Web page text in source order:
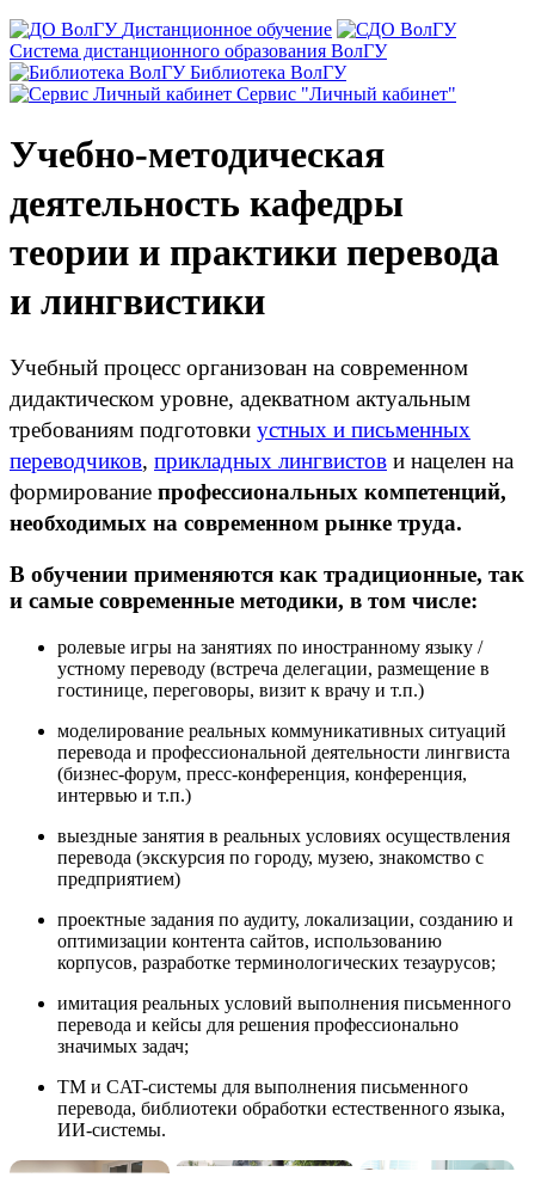
Дистанционное обучение
Система дистанционного образования ВолГУ
Библиотека ВолГУ
Сервис "Личный кабинет"
Учебно-методическая
деятельность кафедры
теории и практики перевода
и лингвистики
Учебный процесс организован на современном
дидактическом уровне, адекватном актуальным
требованиям подготовки устных и письменных
переводчиков, прикладных лингвистов и нацелен на
формирование профессиональных компетенций,
необходимых на современном рынке труда.
В обучении применяются как традиционные, так
и самые современные методики, в том числе:
ролевые игры на занятиях по иностранному языку /
устному переводу (встреча делегации, размещение в
гостинице, переговоры, визит к врачу и т.п.)
моделирование реальных коммуникативных ситуаций
перевода и профессиональной деятельности лингвиста
(бизнес-форум, пресс-конференция, конференция,
интервью и т.п.)
выездные занятия в реальных условиях осуществления
перевода (экскурсия по городу, музею, знакомство с
предприятием)
проектные задания по аудиту, локализации, созданию и
оптимизации контента сайтов, использованию
корпусов, разработке терминологических тезаурусов;
имитация реальных условий выполнения письменного
перевода и кейсы для решения профессионально
значимых задач;
TM и CAT-системы для выполнения письменного
перевода, библиотеки обработки естественного языка,
ИИ-системы.